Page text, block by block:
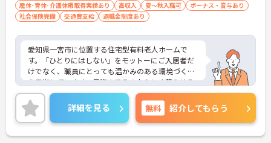
産休･育休･介護休暇取得実績あり
高収入 夏～秋入職可
ボーナス・賞与あり
社会保険完備
交通費支給 退職金制度あり
愛知県一宮市に位置する住宅型有料老人ホームで
す。「ひとりにはしない」をモットーにご入居者だ
けでなく、職員にとっても温かみのある環境づくり
を目指しています。最期までその人らしく暮らせる
ように、看護師、介護士が連携してケアをしており
ます。年間休日110日以上あり、しっかり働いてし
っかり休める、社員にとって理想の働き方を実現で
きます。年収は400万円以上の高水準で、頑張りが
しっかりとお給与にも反映されます。ご興味のある
詳細を見る 無料 紹介してもらう